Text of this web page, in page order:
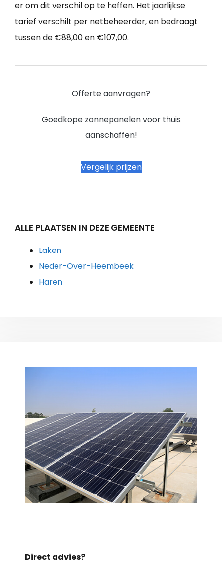
er om dit verschil op te heffen. Het jaarlijkse
tarief verschilt per netbeheerder, en bedraagt
tussen de €88,00 en €107,00.
Offerte aanvragen?
Goedkope zonnepanelen voor thuis
aanschaffen!
Vergelijk prijzen
ALLE PLAATSEN IN DEZE GEMEENTE
Laken
Neder-Over-Heembeek
Haren
Direct advies?